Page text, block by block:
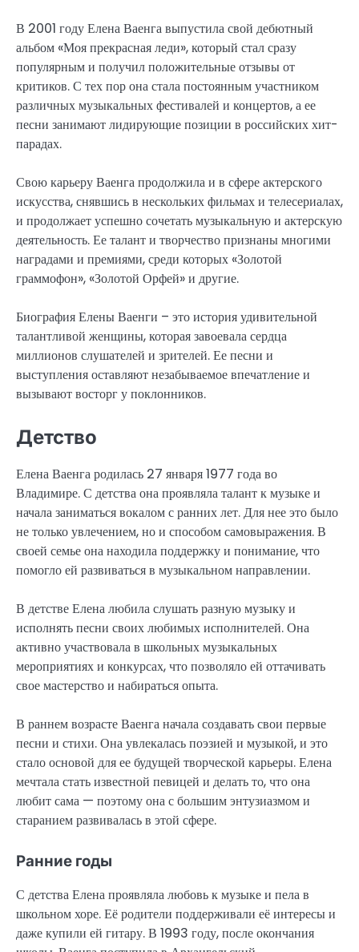
В 2001 году Елена Ваенга выпустила свой дебютный
альбом «Моя прекрасная леди», который стал сразу
популярным и получил положительные отзывы от
критиков. С тех пор она стала постоянным участником
различных музыкальных фестивалей и концертов, а ее
песни занимают лидирующие позиции в российских хит-
парадах.
Свою карьеру Ваенга продолжила и в сфере актерского
искусства, снявшись в нескольких фильмах и телесериалах,
и продолжает успешно сочетать музыкальную и актерскую
деятельность. Ее талант и творчество признаны многими
наградами и премиями, среди которых «Золотой
граммофон», «Золотой Орфей» и другие.
Биография Елены Ваенги – это история удивительной
талантливой женщины, которая завоевала сердца
миллионов слушателей и зрителей. Ее песни и
выступления оставляют незабываемое впечатление и
вызывают восторг у поклонников.
Детство
Елена Ваенга родилась 27 января 1977 года во
Владимире. С детства она проявляла талант к музыке и
начала заниматься вокалом с ранних лет. Для нее это было
не только увлечением, но и способом самовыражения. В
своей семье она находила поддержку и понимание, что
помогло ей развиваться в музыкальном направлении.
В детстве Елена любила слушать разную музыку и
исполнять песни своих любимых исполнителей. Она
активно участвовала в школьных музыкальных
мероприятиях и конкурсах, что позволяло ей оттачивать
свое мастерство и набираться опыта.
В раннем возрасте Ваенга начала создавать свои первые
песни и стихи. Она увлекалась поэзией и музыкой, и это
стало основой для ее будущей творческой карьеры. Елена
мечтала стать известной певицей и делать то, что она
любит сама — поэтому она с большим энтузиазмом и
старанием развивалась в этой сфере.
Ранние годы
С детства Елена проявляла любовь к музыке и пела в
школьном хоре. Её родители поддерживали её интересы и
даже купили ей гитару. В 1993 году, после окончания